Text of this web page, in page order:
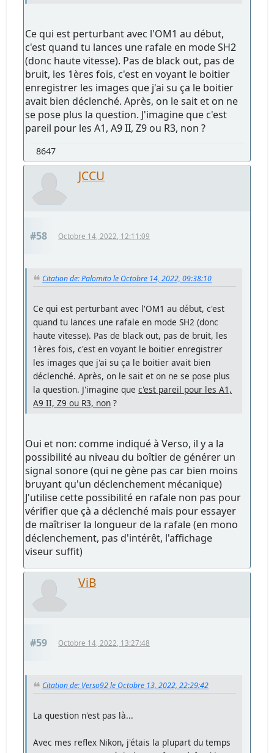
Ce qui est perturbant avec l'OM1 au début,
c'est quand tu lances une rafale en mode SH2
(donc haute vitesse). Pas de black out, pas de
bruit, les 1ères fois, c'est en voyant le boitier
enregistrer les images que j'ai su ça le boitier
avait bien déclenché. Après, on le sait et on ne
se pose plus la question. J'imagine que c'est
pareil pour les A1, A9 II, Z9 ou R3, non ?
8647
JCCU
#58 Octobre 14, 2022, 12:11:09
Citation de: Palomito le Octobre 14, 2022, 09:38:10
Ce qui est perturbant avec l'OM1 au début, c'est
quand tu lances une rafale en mode SH2 (donc
haute vitesse). Pas de black out, pas de bruit, les
1ères fois, c'est en voyant le boitier enregistrer
les images que j'ai su ça le boitier avait bien
déclenché. Après, on le sait et on ne se pose plus
la question. J'imagine quec'est pareil pour les A1,
A9 II, Z9 ou R3, non ?
Oui et non: comme indiqué à Verso, il y a la
possibilité au niveau du boîtier de générer un
signal sonore (qui ne gène pas car bien moins
bruyant qu'un déclenchement mécanique)
J'utilise cette possibilité en rafale non pas pour
vérifier que çà a déclenché mais pour essayer
de maîtriser la longueur de la rafale (en mono
déclenchement, pas d'intérêt, l'affichage
viseur suffit)
ViB
#59 Octobre 14, 2022, 13:27:48
Citation de: Verso92 le Octobre 13, 2022, 22:29:42
La question n'est pas là...
Avec mes reflex Nikon, j'étais la plupart du temps